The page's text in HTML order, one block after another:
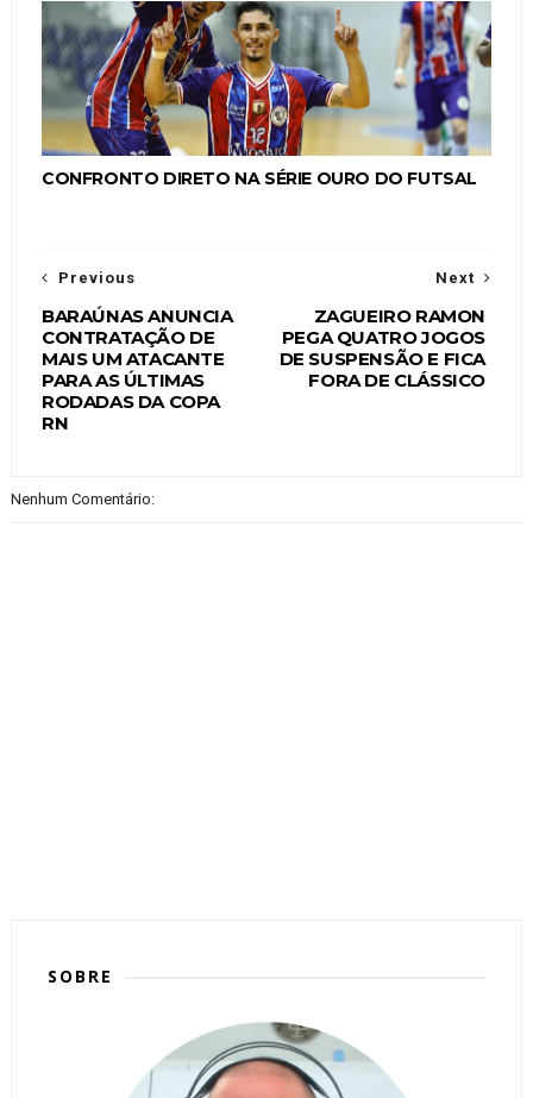
CONFRONTO DIRETO NA SÉRIE OURO DO FUTSAL
Next
ZAGUEIRO RAMON
PEGA QUATRO JOGOS
DE SUSPENSÃO E FICA
FORA DE CLÁSSICO
Previous
BARAÚNAS ANUNCIA
CONTRATAÇÃO DE
MAIS UM ATACANTE
PARA AS ÚLTIMAS
RODADAS DA COPA
RN
Nenhum Comentário:
SOBRE